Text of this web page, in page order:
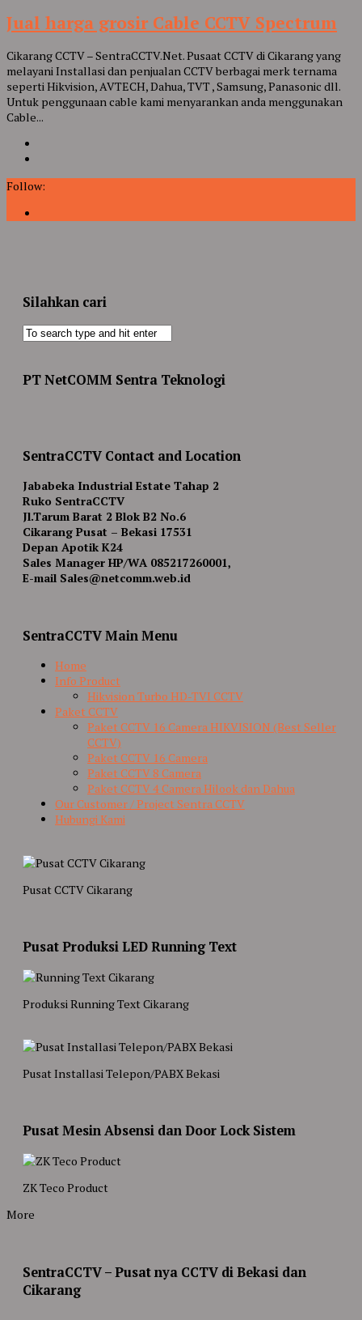
Jual harga grosir Cable CCTV Spectrum
Cikarang CCTV – SentraCCTV.Net. Pusaat CCTV di Cikarang yang
melayani Installasi dan penjualan CCTV berbagai merk ternama
seperti Hikvision, AVTECH, Dahua, TVT , Samsung, Panasonic dll.
Untuk penggunaan cable kami menyarankan anda menggunakan
Cable...
Follow:
Silahkan cari
PT NetCOMM Sentra Teknologi
SentraCCTV Contact and Location
Jababeka Industrial Estate Tahap 2
Ruko SentraCCTV
Jl.Tarum Barat 2 Blok B2 No.6
Cikarang Pusat – Bekasi 17531
Depan Apotik K24
Sales Manager HP/WA 085217260001,
E-mail Sales@netcomm.web.id
SentraCCTV Main Menu
Home
Info Product
Hikvision Turbo HD-TVI CCTV
Paket CCTV
Paket CCTV 16 Camera HIKVISION (Best Seller
CCTV)
Paket CCTV 16 Camera
Paket CCTV 8 Camera
Paket CCTV 4 Camera Hilook dan Dahua
Our Customer / Project Sentra CCTV
Hubungi Kami
Pusat CCTV Cikarang
Pusat Produksi LED Running Text
Produksi Running Text Cikarang
Pusat Installasi Telepon/PABX Bekasi
Pusat Mesin Absensi dan Door Lock Sistem
ZK Teco Product
More
SentraCCTV – Pusat nya CCTV di Bekasi dan
Cikarang